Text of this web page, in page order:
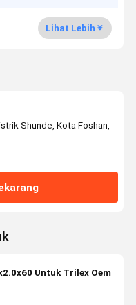
Lihat Lebih
Shunde, Kota Foshan,
Untuk Trilex Oem